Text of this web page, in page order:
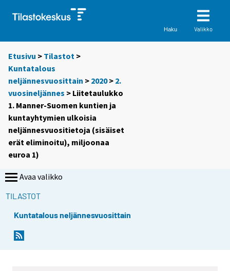
Haku Valikko
Etusivu > Tilastot >
Kuntatalous
neljännesvuosittain > 2020> 2.
vuosineljännes > Liitetaulukko
1. Manner-Suomen kuntien ja
kuntayhtymien ulkoisia
neljännesvuositietoja (sisäiset
erät eliminoitu), miljoonaa
euroa 1)
Avaa valikko
TILASTOT
Kuntatalous neljännesvuosittain